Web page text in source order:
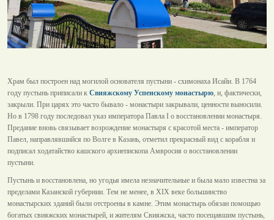
Храм был построен над могилой основателя пустыни - схимонаха Исайи. В 1764
году пустынь приписали к Свияжскому Успенскому монастырю , и, фактически,
закрыли. При царях это часто бывало - монастыри закрывали, ценности выносили.
Но в 1798 году последовал указ императора Павла I о восстановлении монастыря.
Предание вновь связывает возрождение монастыря с красотой места - император
Павел, направлявшийся по Волге в Казань, отметил прекрасный вид с корабля и
подписал ходатайство кашского архиепископа Амвросия о восстановлении
пустыни.
Пустынь и восстановлена, но угодья имела незначительные и была мало известна за
пределами Казанской губернии. Тем не менее, в XIX веке большинство
монастырских зданий были отстроены в камне. Этим монастырь обязан помощью
богатых свияжских монастырей, и жителям Свияжска, часто посещавшим пустынь,